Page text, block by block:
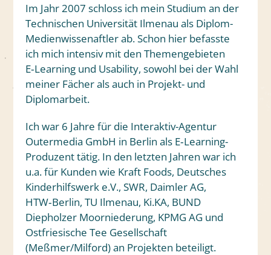
Im Jahr 2007 schloss ich mein Studium an der
Technischen Universität Ilmenau als Diplom-
Medienwissenaftler ab. Schon hier befasste
ich mich intensiv mit den Themengebieten
E‑Learning und Usability, sowohl bei der Wahl
meiner Fächer als auch in Projekt- und
Diplomarbeit.
Ich war 6 Jahre für die Interaktiv-Agentur
Outermedia GmbH in Berlin als E‑Learning-
Produzent tätig. In den letzten Jahren war ich
u.a. für Kunden wie Kraft Foods, Deutsches
Kinderhilfswerk e.V., SWR, Daimler AG,
HTW‑Berlin, TU Ilmenau, Ki.KA, BUND
Diepholzer Moorniederung, KPMG AG und
Ostfriesische Tee Gesellschaft
(Meßmer/Milford) an Projekten beteiligt.